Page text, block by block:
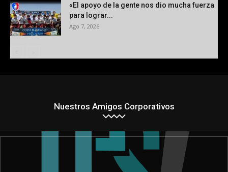
«El apoyo de la gente nos dio mucha fuerza
para lograr...
Ago 7, 2026
Nuestros Amigos Corporativos